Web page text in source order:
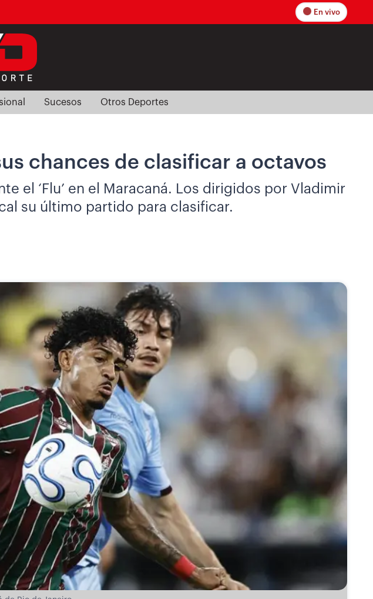
En vivo
Sucesos Otros Deportes
chances de clasificar a octavos
el ‘Flu’ en el Maracaná. Los dirigidos por Vladimir
su último partido para clasificar.